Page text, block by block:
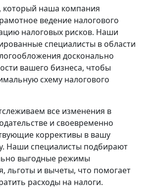
который наша компания
ведение налогового
налоговых рисков. Наши
специалисты в области
досконально
вашего бизнеса, чтобы
схему налогового
все изменения в
и своевременно
коррективы в вашу
Наши специалисты подбирают
выгодные режимы
льготы и вычеты, что помогает
расходы на налоги.